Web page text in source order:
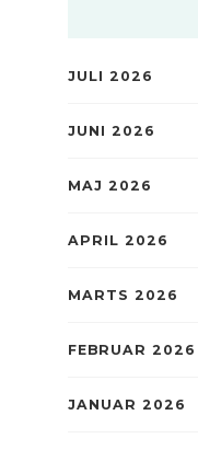
JULI 2026
JUNI 2026
MAJ 2026
APRIL 2026
MARTS 2026
FEBRUAR 2026
JANUAR 2026